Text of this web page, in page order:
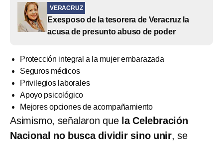
VERACRUZ
Exesposo de la tesorera de Veracruz la
acusa de presunto abuso de poder
Protección integral a la mujer embarazada
Seguros médicos
Privilegios laborales
Apoyo psicológico
Mejores opciones de acompañamiento
Asimismo, señalaron quela Celebración
Nacional no busca dividir sino unir, se